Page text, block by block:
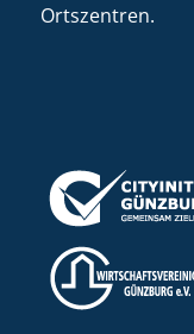
Ortszentren.